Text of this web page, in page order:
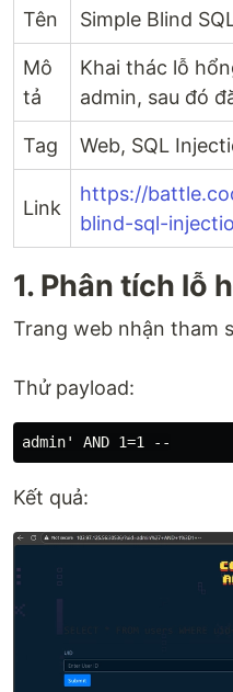
Tên Simple Blind
Mô
tả
Khai thác lỗ
admin, sau đó
Tag Web, SQL
Link
https://
blind-sql-
1. Phân tích lỗ
Trang web nhận tham
Thử payload:
Kết quả: